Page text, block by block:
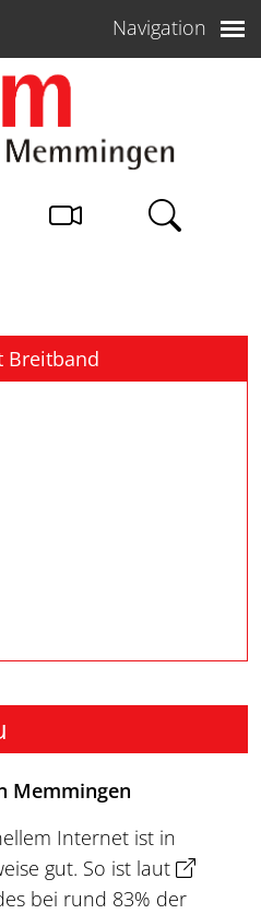
Navigation
Breitband
Memmingen
Internet ist in
gut. So ist laut
bei rund 83% der